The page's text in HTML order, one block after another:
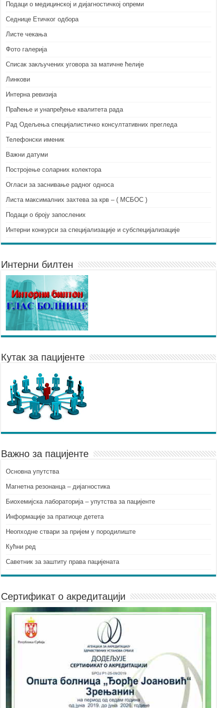
Подаци о медицинској и дијагностичкој опреми
Седнице Етичког одбора
Листе чекања
Фото галерија
Списак закључених уговора за матичне ћелије
Линкови
Интерна ревизија
Праћење и унапређење квалитета рада
Рад Одељења специјалистичко консултативних прегледа
Телефонски именик
Важни датуми
Постројење соларних колектора
Огласи за заснивање радног односа
Листа максималних захтева за крв – ( МСБОС )
Подаци о броју запослених
Интерни конкурси за специјализације и субспецијализације
Интерни билтен
Кутак за пацијенте
Важно за пацијенте
Основна упутства
Mагнетна резонанца – дијагностика
Биохемијска лабораторија – упутства за пацијенте
Информације за пратиоце детета
Неопходне ствари за пријем у породилиште
Кућни ред
Саветник за заштиту права пацијената
Сертификат о акредитацији